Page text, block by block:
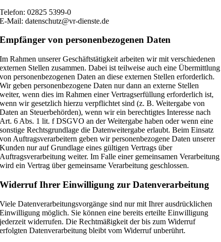
Telefon: 02825 5399-0
E-Mail: datenschutz@vr-dienste.de
Empfänger von personenbezogenen Daten
Im Rahmen unserer Geschäftstätigkeit arbeiten wir mit verschiedenen
externen Stellen zusammen. Dabei ist teilweise auch eine Übermittlung
von personenbezogenen Daten an diese externen Stellen erforderlich.
Wir geben personenbezogene Daten nur dann an externe Stellen
weiter, wenn dies im Rahmen einer Vertragserfüllung erforderlich ist,
wenn wir gesetzlich hierzu verpflichtet sind (z. B. Weitergabe von
Daten an Steuerbehörden), wenn wir ein berechtigtes Interesse nach
Art. 6 Abs. 1 lit. f DSGVO an der Weitergabe haben oder wenn eine
sonstige Rechtsgrundlage die Datenweitergabe erlaubt. Beim Einsatz
von Auftragsverarbeitern geben wir personenbezogene Daten unserer
Kunden nur auf Grundlage eines gültigen Vertrags über
Auftragsverarbeitung weiter. Im Falle einer gemeinsamen Verarbeitung
wird ein Vertrag über gemeinsame Verarbeitung geschlossen.
Widerruf Ihrer Einwilligung zur Datenverarbeitung
Viele Datenverarbeitungsvorgänge sind nur mit Ihrer ausdrücklichen
Einwilligung möglich. Sie können eine bereits erteilte Einwilligung
jederzeit widerrufen. Die Rechtmäßigkeit der bis zum Widerruf
erfolgten Datenverarbeitung bleibt vom Widerruf unberührt.